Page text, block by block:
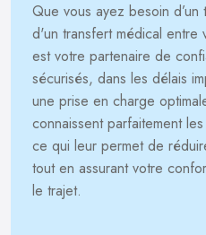
Que vous ayez besoin d’un
d'un transfert médical entre
est votre partenaire de
sécurisés, dans les délais
une prise en charge
connaissent parfaitement
ce qui leur permet de
tout en assurant votre
le trajet.